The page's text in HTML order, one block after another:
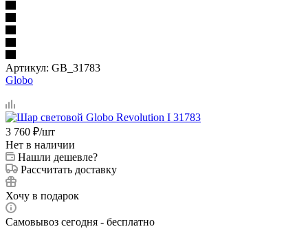
Артикул: GB_31783
Globo
3 760 ₽/шт
Нет в наличии
Нашли дешевле?
Рассчитать доставку
Хочу в подарок
Самовывоз сегодня - бесплатно